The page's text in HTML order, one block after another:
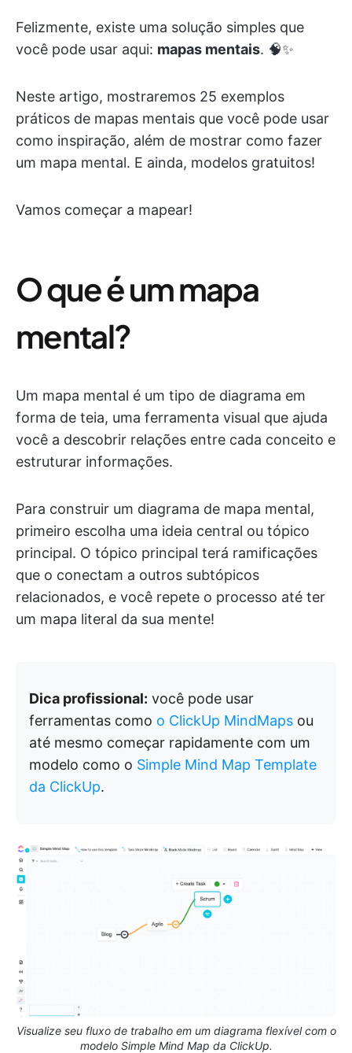
Felizmente, existe uma solução simples que
você pode usar aqui: mapas mentais. 🧠✨
Neste artigo, mostraremos 25 exemplos
práticos de mapas mentais que você pode usar
como inspiração, além de mostrar como fazer
um mapa mental. E ainda, modelos gratuitos!
Vamos começar a mapear!
O que é um mapa
mental?
Um mapa mental é um tipo de diagrama em
forma de teia, uma ferramenta visual que ajuda
você a descobrir relações entre cada conceito e
estruturar informações.
Para construir um diagrama de mapa mental,
primeiro escolha uma ideia central ou tópico
principal. O tópico principal terá ramificações
que o conectam a outros subtópicos
relacionados, e você repete o processo até ter
um mapa literal da sua mente!
Dica profissional: você pode usar
ferramentas como o ClickUp MindMaps ou
até mesmo começar rapidamente com um
modelo como o Simple Mind Map Template
da ClickUp.
Visualize seu fluxo de trabalho em um diagrama flexível com o
modelo Simple Mind Map da ClickUp.